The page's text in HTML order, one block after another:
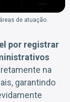
de atuação.
por registrar
na
garantindo